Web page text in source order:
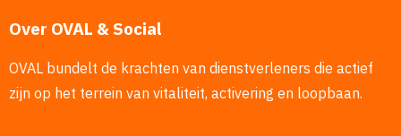
Over OVAL & Social
OVAL bundelt de krachten van dienstverleners die actief
zijn op het terrein van vitaliteit, activering en loopbaan.